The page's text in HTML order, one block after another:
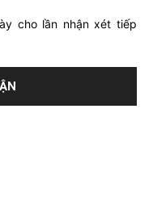
cho lần nhận xét tiếp